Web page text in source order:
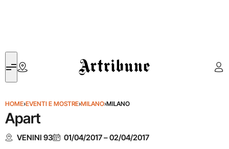
Artribune
HOME›EVENTI E MOSTRE›MILANO›MILANO
Apart
VENINI 93 01/04/2017–02/04/2017